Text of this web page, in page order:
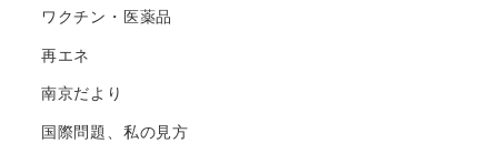
り
ワクチン・医薬品
再エネ
南京だより
国際問題、私の見方